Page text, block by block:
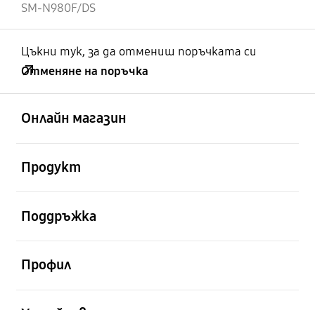
SM-N980F/DS
Цъкни тук, за да отмениш поръчката си
Отменяне на поръчка
Онлайн магазин
Продукт
Поддръжка
Профил